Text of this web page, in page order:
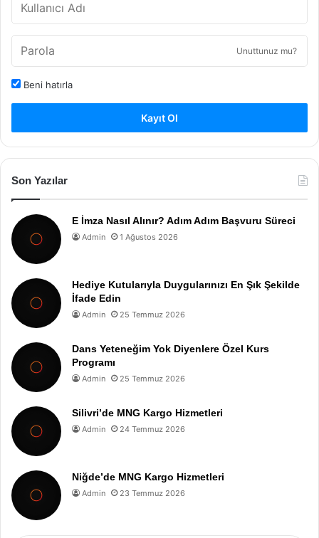
Unuttunuz mu?
Beni hatırla
Kayıt Ol
Son Yazılar
E İmza Nasıl Alınır? Adım Adım Başvuru Süreci
Admin 1 Ağustos 2026
Hediye Kutularıyla Duygularınızı En Şık Şekilde
İfade Edin
Admin 25 Temmuz 2026
Dans Yeteneğim Yok Diyenlere Özel Kurs
Programı
Admin 25 Temmuz 2026
Silivri’de MNG Kargo Hizmetleri
Admin 24 Temmuz 2026
Niğde’de MNG Kargo Hizmetleri
Admin 23 Temmuz 2026